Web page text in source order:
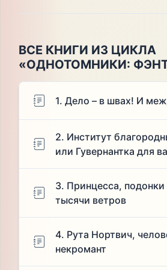
ВСЕ КНИГИ ИЗ ЦИКЛА
«ОДНОТОМНИКИ:
1. Дело – в швах! И
2. Институт
или Гувернантка для
3. Принцесса, подонки
тысячи ветров
4. Рута Нортвич,
некромант